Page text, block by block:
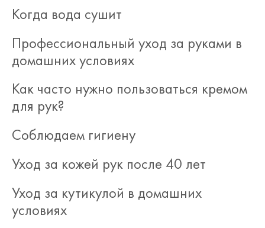
Когда вода сушит
Профессиональный уход за руками в
домашних условиях
Как часто нужно пользоваться кремом
для рук?
Соблюдаем гигиену
Уход за кожей рук после 40 лет
Уход за кутикулой в домашних
условиях